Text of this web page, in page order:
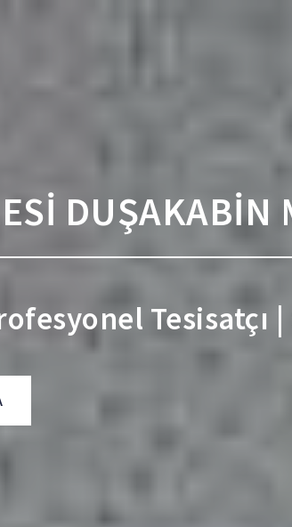
DUŞAKABİN
Tesisatçı